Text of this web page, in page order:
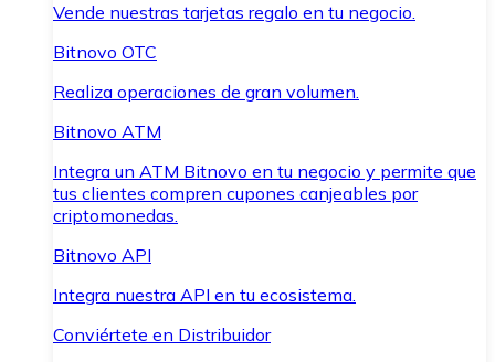
Vende nuestras tarjetas regalo en tu negocio.
Bitnovo OTC
Realiza operaciones de gran volumen.
Bitnovo ATM
Integra un ATM Bitnovo en tu negocio y permite que
tus clientes compren cupones canjeables por
criptomonedas.
Bitnovo API
Integra nuestra API en tu ecosistema.
Conviértete en Distribuidor